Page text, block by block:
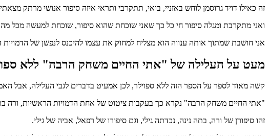
זה כאילו דויד גרוסמן לוחש באזניי, בואי, תתקרבי ותראי איזה סיפור אנושי מרתק
ואני מתקרבת ומגלה סיפור חי כל כך שאני שוכחת שהוא סיפור, שוכחת למעשה מכל
אני חושבת שמתוך אותה ענווה הוא מצליח למחוק את עצמו להיכנס לנפשן של
מעט על העלילה של "אתי החיים משחק הרבה" ללא
קשה מאוד לספר על הספר הזה ללא ספוילר, לכן אמעיט בדברים לגבי העלילה, אבל
"אתי החיים משחק הרבה" נקרא כך בעקבות ציטוט של אחת הדמויות הראשיות, ורה
זהו סיפורן של ורה, בתה נינה, נכדתה גילי, וגם סיפורו של רפאל, אביה של גילי.